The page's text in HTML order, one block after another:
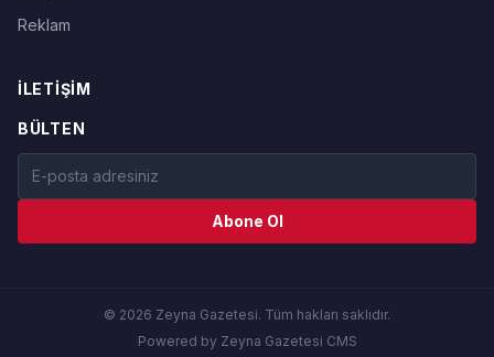
Reklam
İLETIŞIM
BÜLTEN
Abone Ol
© 2026 Zeyna Gazetesi. Tüm hakları saklıdır.
Powered by Zeyna Gazetesi CMS